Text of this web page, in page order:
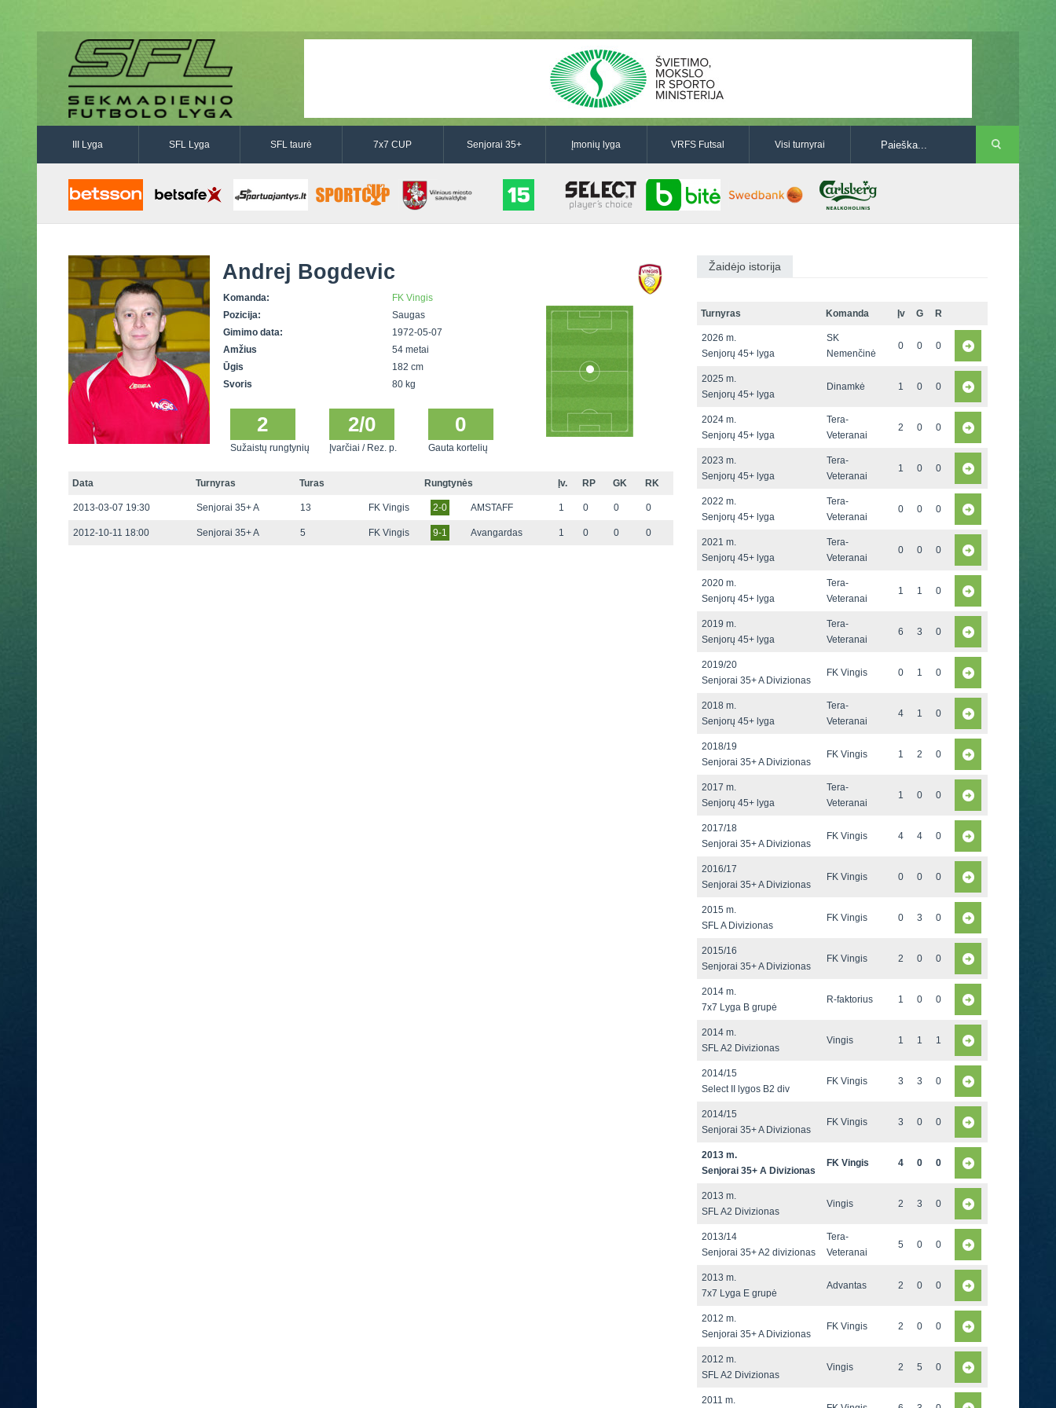
III Lyga SFL Lyga SFL taurė 7x7 CUP Senjorai 35+ Įmonių lyga VRFS Futsal Visi turnyrai
Andrej Bogdevic
Komanda:
FK Vingis
Pozicija:
Saugas
Gimimo data:
1972-05-07
Amžius
54 metai
Ūgis
182 cm
Svoris
80 kg
2
Sužaistų rungtynių
2/0
Įvarčiai / Rez. p.
0
Gauta kortelių
Data Turnyras Turas Rungtynės Įv. RP GK RK
2013-03-07 19:30 Senjorai 35+ A 13 FK Vingis 2-0 AMSTAFF 1 0 0 0
2012-10-11 18:00 Senjorai 35+ A 5 FK Vingis 9-1 Avangardas 1 0 0 0
Žaidėjo istorija
Turnyras Komanda Įv G R
2026 m.
Senjorų 45+ lyga
SK
Nemenčinė
0 0 0
2025 m.
Senjorų 45+ lyga
Dinamkė 1 0 0
2024 m.
Senjorų 45+ lyga
Tera-
Veteranai
2 0 0
2023 m.
Senjorų 45+ lyga
Tera-
Veteranai
1 0 0
2022 m.
Senjorų 45+ lyga
Tera-
Veteranai
0 0 0
2021 m.
Senjorų 45+ lyga
Tera-
Veteranai
0 0 0
2020 m.
Senjorų 45+ lyga
Tera-
Veteranai
1 1 0
2019 m.
Senjorų 45+ lyga
Tera-
Veteranai
6 3 0
2019/20
Senjorai 35+ A Divizionas
FK Vingis 0 1 0
2018 m.
Senjorų 45+ lyga
Tera-
Veteranai
4 1 0
2018/19
Senjorai 35+ A Divizionas
FK Vingis 1 2 0
2017 m.
Senjorų 45+ lyga
Tera-
Veteranai
1 0 0
2017/18
Senjorai 35+ A Divizionas
FK Vingis 4 4 0
2016/17
Senjorai 35+ A Divizionas
FK Vingis 0 0 0
2015 m.
SFL A Divizionas
FK Vingis 0 3 0
2015/16
Senjorai 35+ A Divizionas
FK Vingis 2 0 0
2014 m.
7x7 Lyga B grupė
R-faktorius 1 0 0
2014 m.
SFL A2 Divizionas
Vingis 1 1 1
2014/15
Select II lygos B2 div
FK Vingis 3 3 0
2014/15
Senjorai 35+ A Divizionas
FK Vingis 3 0 0
2013 m.
Senjorai 35+ A Divizionas
FK Vingis 4 0 0
2013 m.
SFL A2 Divizionas
Vingis 2 3 0
2013/14
Senjorai 35+ A2 divizionas
Tera-
Veteranai
5 0 0
2013 m.
7x7 Lyga E grupė
Advantas 2 0 0
2012 m.
Senjorai 35+ A Divizionas
FK Vingis 2 0 0
2012 m.
SFL A2 Divizionas
Vingis 2 5 0
2011 m.